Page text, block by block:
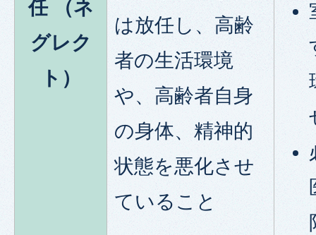
任 （ネ
グレク
ト）
は放任し、高齢
者の生活環境
や、高齢者自身
の身体、精神的
状態を悪化させ
ていること